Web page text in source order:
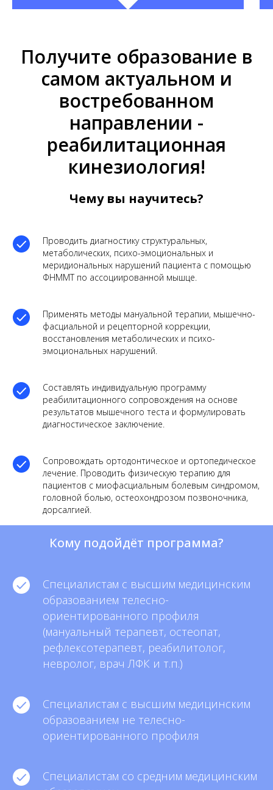
Получите образование в
самом актуальном и
востребованном
направлении -
реабилитационная
кинезиология!
Чему вы научитесь?
Проводить диагностику структуральных,
метаболических, психо-эмоциональных и
меридиональных нарушений пациента с помощью
ФНММТ по ассоциированной мышце.
Применять методы мануальной терапии, мышечно-
фасциальной и рецепторной коррекции,
восстановления метаболических и психо-
эмоциональных нарушений.
Составлять индивидуальную программу
реабилитационного сопровождения на основе
результатов мышечного теста и формулировать
диагностическое заключение.
Сопровождать ортодонтическое и ортопедическое
лечение. Проводить физическую терапию для
пациентов с миофасциальным болевым синдромом,
головной болью, остеохондрозом позвоночника,
дорсалгией.
Кому подойдёт программа?
Специалистам с высшим медицинским
образованием телесно-
ориентированного профиля
(мануальный терапевт, остеопат,
рефлексотерапевт, реабилитолог,
невролог, врач ЛФК и т.п.)
Специалистам с высшим медицинским
образованием не телесно-
ориентированного профиля
Специалистам со средним медицинским